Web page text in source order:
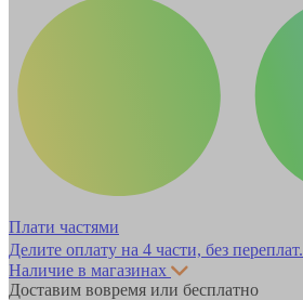
Плати частями
Делите оплату на 4 части, без переплат.
Наличие в магазинах
Доставим вовремя или бесплатно